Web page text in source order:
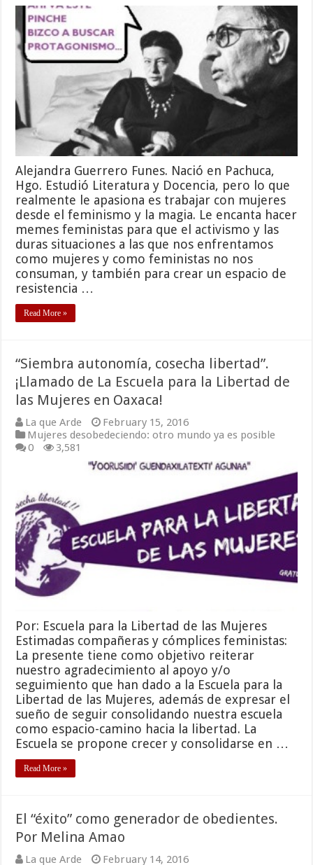
Alejandra Guerrero Funes. Nació en Pachuca,
Hgo. Estudió Literatura y Docencia, pero lo que
realmente le apasiona es trabajar con mujeres
desde el feminismo y la magia. Le encanta hacer
memes feministas para que el activismo y las
duras situaciones a las que nos enfrentamos
como mujeres y como feministas no nos
consuman, y también para crear un espacio de
resistencia …
Read More »
“Siembra autonomía, cosecha libertad”.
¡Llamado de La Escuela para la Libertad de
las Mujeres en Oaxaca!
La que Arde
February 15, 2016
Mujeres desobedeciendo: otro mundo ya es posible
0
3,581
Por: Escuela para la Libertad de las Mujeres
Estimadas compañeras y cómplices feministas:
La presente tiene como objetivo reiterar
nuestro agradecimiento al apoyo y/o
seguimiento que han dado a la Escuela para la
Libertad de las Mujeres, además de expresar el
sueño de seguir consolidando nuestra escuela
como espacio-camino hacia la libertad. La
Escuela se propone crecer y consolidarse en …
Read More »
El “éxito” como generador de obedientes.
Por Melina Amao
La que Arde February 14, 2016